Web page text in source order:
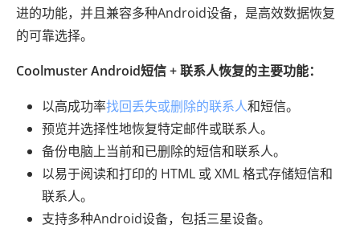
进的功能，并且兼容多种Android设备，是高效数据恢复
的可靠选择。
Coolmuster Android短信 + 联系人恢复的主要功能：
以高成功率找回丢失或删除的联系人和短信。
预览并选择性地恢复特定邮件或联系人。
备份电脑上当前和已删除的短信和联系人。
以易于阅读和打印的 HTML 或 XML 格式存储短信和
联系人。
支持多种Android设备，包括三星设备。